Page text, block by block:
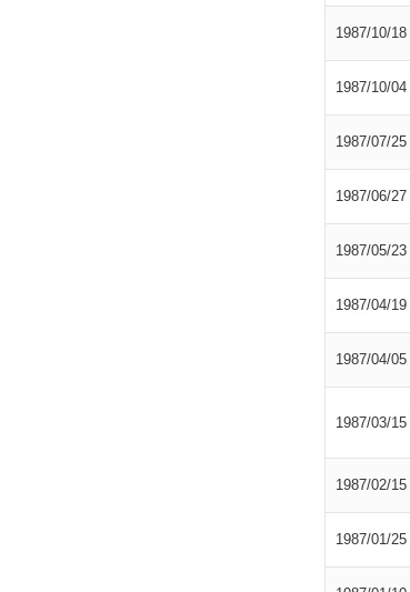
1987/10/18
1987/10/04
1987/07/25
1987/06/27
1987/05/23
1987/04/19
1987/04/05
1987/03/15
1987/02/15
1987/01/25